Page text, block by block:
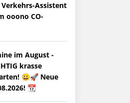
Assistent
ooono CO-
im August -
krasse
😀🚀 Neue
📆